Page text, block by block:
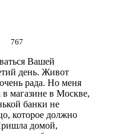
767
Вашей
день. Живот
рада. Но меня
магазине в Москве,
банки не
которое должно
домой,